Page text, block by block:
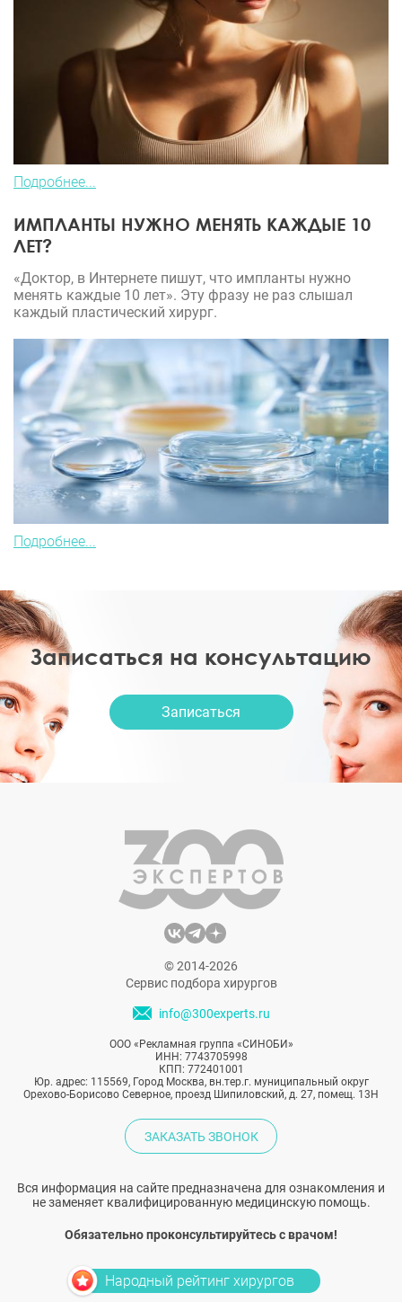
Подробнее...
ИМПЛАНТЫ НУЖНО МЕНЯТЬ КАЖДЫЕ 10
ЛЕТ?
«Доктор, в Интернете пишут, что импланты нужно
менять каждые 10 лет». Эту фразу не раз слышал
каждый пластический хирург.
Подробнее...
Записаться на консультацию
Записаться
© 2014-2026
Сервис подбора хирургов
info@300experts.ru
ООО «Рекламная группа «СИНОБИ»
ИНН: 7743705998
КПП: 772401001
Юр. адрес: 115569, Город Москва, вн.тер.г. муниципальный округ
Орехово-Борисово Северное, проезд Шипиловский, д. 27, помещ. 13Н
ЗАКАЗАТЬ ЗВОНОК
Вся информация на сайте предназначена для ознакомления и
не заменяет квалифицированную медицинскую помощь.
Обязательно проконсультируйтесь с врачом!
Народный рейтинг хирургов